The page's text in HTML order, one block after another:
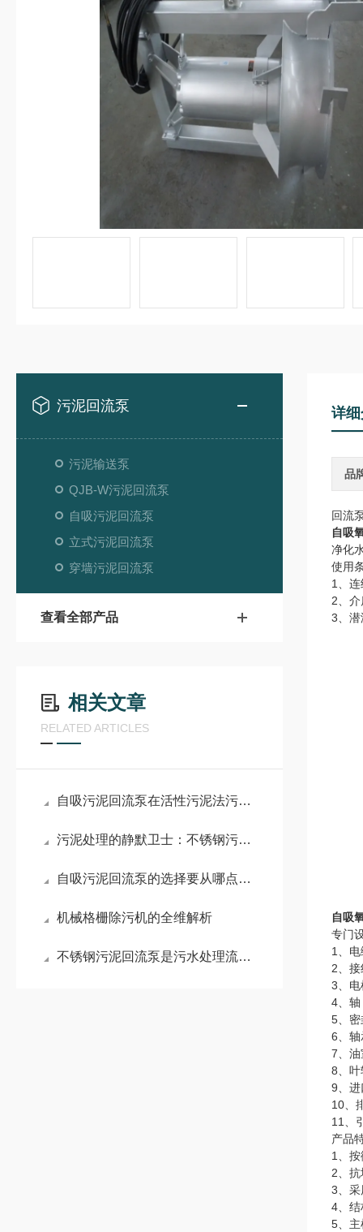
污泥回流泵
污泥输送泵
QJB-W污泥回流泵
自吸污泥回流泵
立式污泥回流泵
穿墙污泥回流泵
查看全部产品
相关文章
RELATED ARTICLES
自吸污泥回流泵在活性污泥法污水处理工艺中的作用
污泥处理的静默卫士：不锈钢污泥回流泵
自吸污泥回流泵的选择要从哪点入手？
机械格栅除污机的全维解析
不锈钢污泥回流泵是污水处理流程中的关键环节
详
品
回流
自吸
净化
使用
1、
2、
3、
自吸
专门
1、
2、
3、电
4、轴
5、密
6、
7、油
8、叶
9、进
10、
11、
产品
1、
2、
3、
4、结
5、主